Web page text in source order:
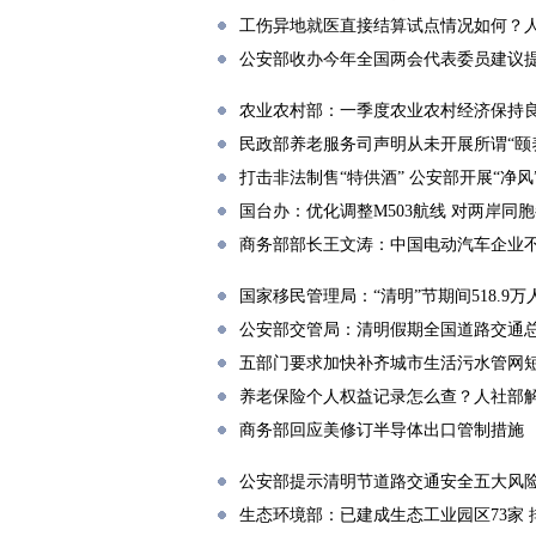
工伤异地就医直接结算试点情况如何？
公安部收办今年全国两会代表委员建议
农业农村部：一季度农业农村经济保持
民政部养老服务司声明从未开展所谓“颐
打击非法制售“特供酒” 公安部开展“净
国台办：优化调整M503航线 对两岸同
商务部部长王文涛：中国电动汽车企业
国家移民管理局：“清明”节期间518.9万
公安部交管局：清明假期全国道路交通
五部门要求加快补齐城市生活污水管网
养老保险个人权益记录怎么查？人社部
商务部回应美修订半导体出口管制措施
公安部提示清明节道路交通安全五大风
生态环境部：已建成生态工业园区73家